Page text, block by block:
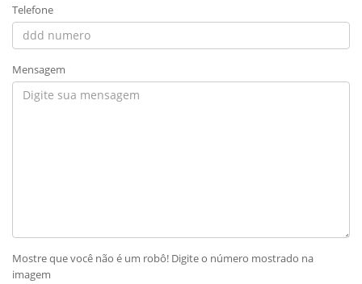
Telefone
Mensagem
Mostre que você não é um robô! Digite o número mostrado na
imagem